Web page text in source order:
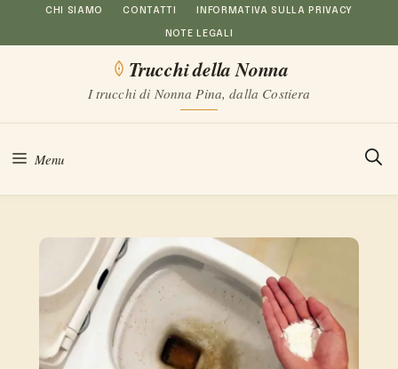
al
CHI SIAMO CONTATTI INFORMATIVA SULLA PRIVACY
NOTE LEGALI
Trucchi della Nonna
I trucchi di Nonna Pina, dalla Costiera
Menu